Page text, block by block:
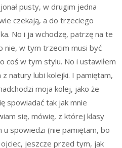
pusty, w drugim jedna
czekają, a do trzeciego
No i ja wchodzę, patrzę na te
nie, w tym trzecim musi być
coś w tym stylu. No i ustawiłem
z natury lubi kolejki. I pamiętam,
moja kolej, jako że
spowiadać tak jak mnie
się, mówię, z której klasy
spowiedzi (nie pamiętam, bo
ojciec, jeszcze przed tym, jak